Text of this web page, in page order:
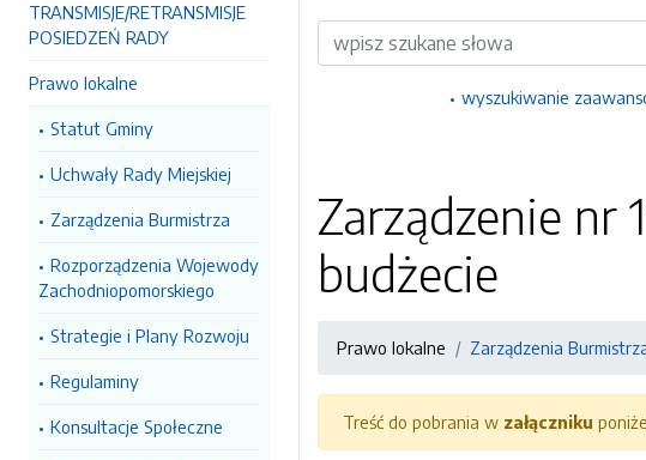
TRANSMISJE/RETRANSMISJE
POSIEDZEŃ RADY
Prawo lokalne
Statut Gminy
Uchwały Rady Miejskiej
Zarządzenia Burmistrza
Rozporządzenia Wojewody
Zachodniopomorskiego
Strategie i Plany Rozwoju
Regulaminy
Konsultacje Społeczne
Wyszukiwarka
wyszukiwanie
Zarządzenie nr
budżecie
Prawo lokalne Zarządzenia
Treść do pobrania w załączniku